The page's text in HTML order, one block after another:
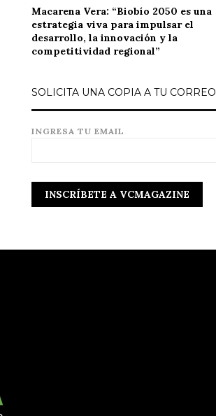
Macarena Vera: “Biobío 2050 es una
estrategia viva para impulsar el
desarrollo, la innovación y la
competitividad regional”
SOLICITA UNA COPIA A TU CORREO
INGRESA TU EMAIL